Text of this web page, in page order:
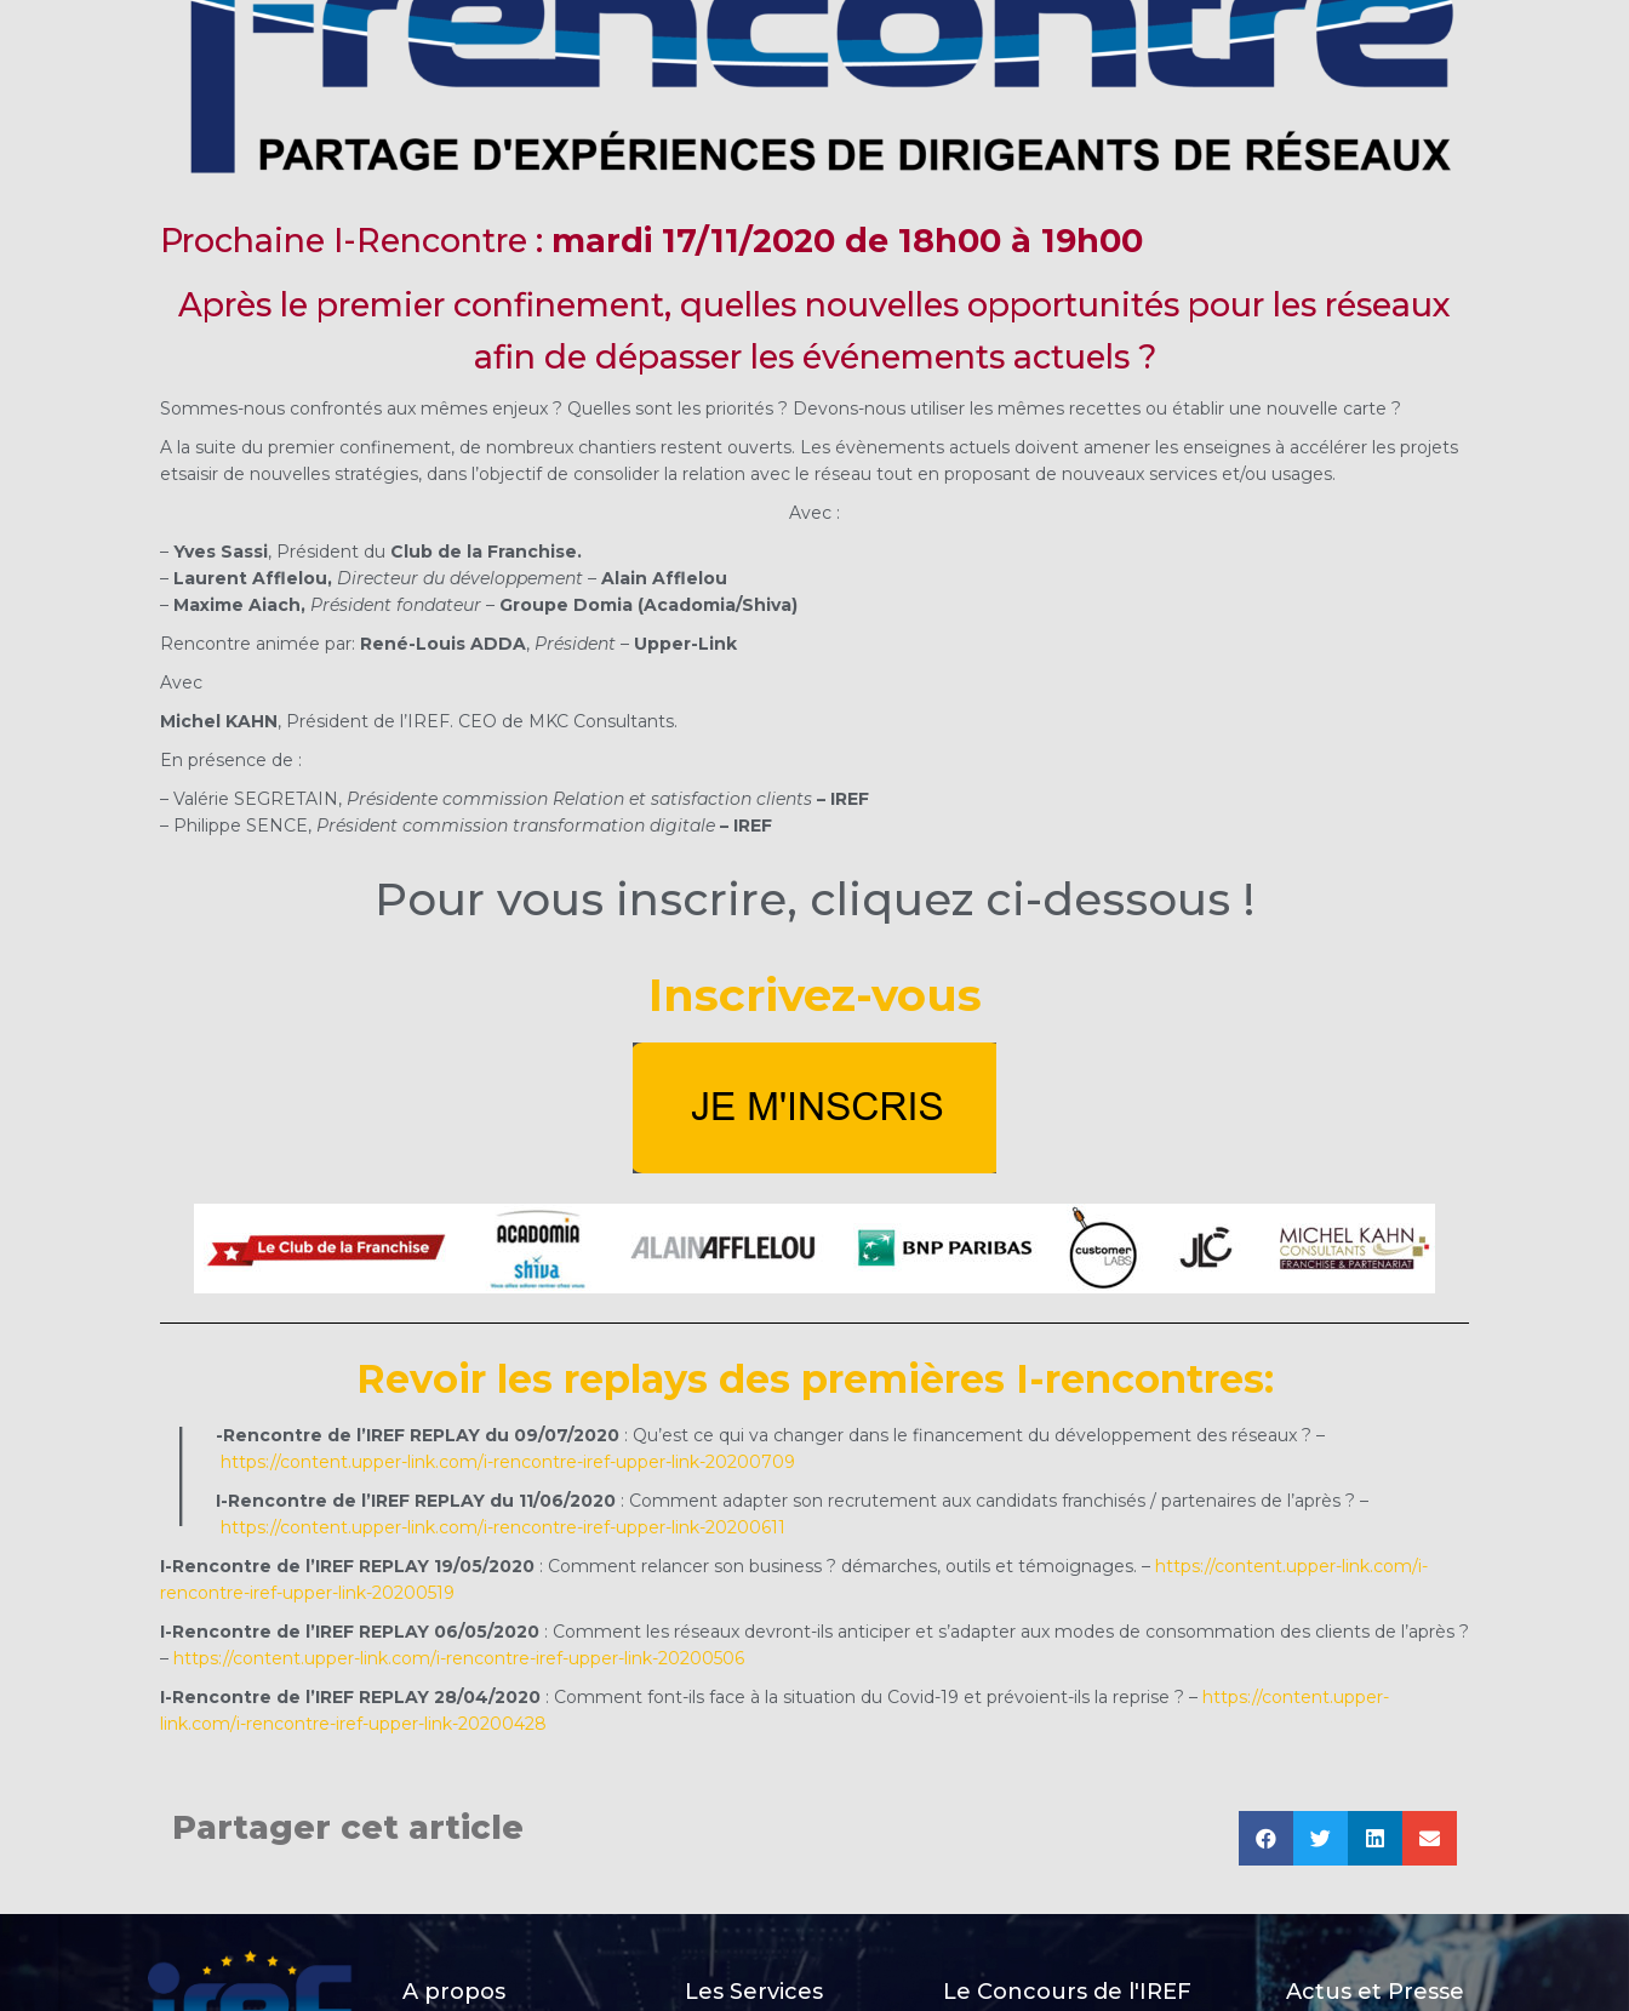
Prochaine I-Rencontre : mardi 17/11/2020 de 18h00 à 19h00
Après le premier confinement, quelles nouvelles opportunités pour les réseaux
afin de dépasser les événements actuels ?
Sommes-nous confrontés aux mêmes enjeux ? Quelles sont les priorités ? Devons-nous utiliser les mêmes recettes ou établir une nouvelle carte ?
A la suite du premier confinement, de nombreux chantiers restent ouverts. Les évènements actuels doivent amener les enseignes à accélérer les projets
etsaisir de nouvelles stratégies, dans l’objectif de consolider la relation avec le réseau tout en proposant de nouveaux services et/ou usages.
Avec :
– Yves Sassi, Président du Club de la Franchise.
– Laurent Afflelou, Directeur du développement – Alain Afflelou
– Maxime Aiach, Président fondateur – Groupe Domia (Acadomia/Shiva)
Rencontre animée par: René-Louis ADDA, Président – Upper-Link
Avec
Michel KAHN, Président de l’IREF. CEO de MKC Consultants.
En présence de :
– Valérie SEGRETAIN, Présidente commission Relation et satisfaction clients – IREF
– Philippe SENCE, Président commission transformation digitale – IREF
Pour vous inscrire, cliquez ci-dessous !
Inscrivez-vous
Revoir les replays des premières I-rencontres:
I -Rencontre de l’IREF REPLAY du 09/07/2020 : Qu’est ce qui va changer dans le financement du développement des réseaux ? –
https://content.upper-link.com/i-rencontre-iref-upper-link-20200709
I-Rencontre de l’IREF REPLAY du 11/06/2020 : Comment adapter son recrutement aux candidats franchisés / partenaires de l’après ? –
https://content.upper-link.com/i-rencontre-iref-upper-link-20200611
I-Rencontre de l’IREF REPLAY 19/05/2020 : Comment relancer son business ? démarches, outils et témoignages. – https://content.upper-link.com/i-
rencontre-iref-upper-link-20200519
I-Rencontre de l’IREF REPLAY 06/05/2020 : Comment les réseaux devront-ils anticiper et s’adapter aux modes de consommation des clients de l’après ?
– https://content.upper-link.com/i-rencontre-iref-upper-link-20200506
I-Rencontre de l’IREF REPLAY 28/04/2020 : Comment font-ils face à la situation du Covid-19 et prévoient-ils la reprise ? – https://content.upper-
link.com/i-rencontre-iref-upper-link-20200428
Partager cet article
A propos Les Services Le Concours de l'IREF Actus et Presse